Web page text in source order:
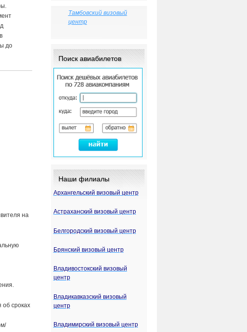
в
до
на
сроках
Тамбовский визовый
центр
Поиск авиабилетов
Наши филиалы
Архангельский визовый центр
Астраханский визовый центр
Белгородский визовый центр
Брянский визовый центр
Владивостокский визовый
центр
Владикавказский визовый
центр
Владимирский визовый центр